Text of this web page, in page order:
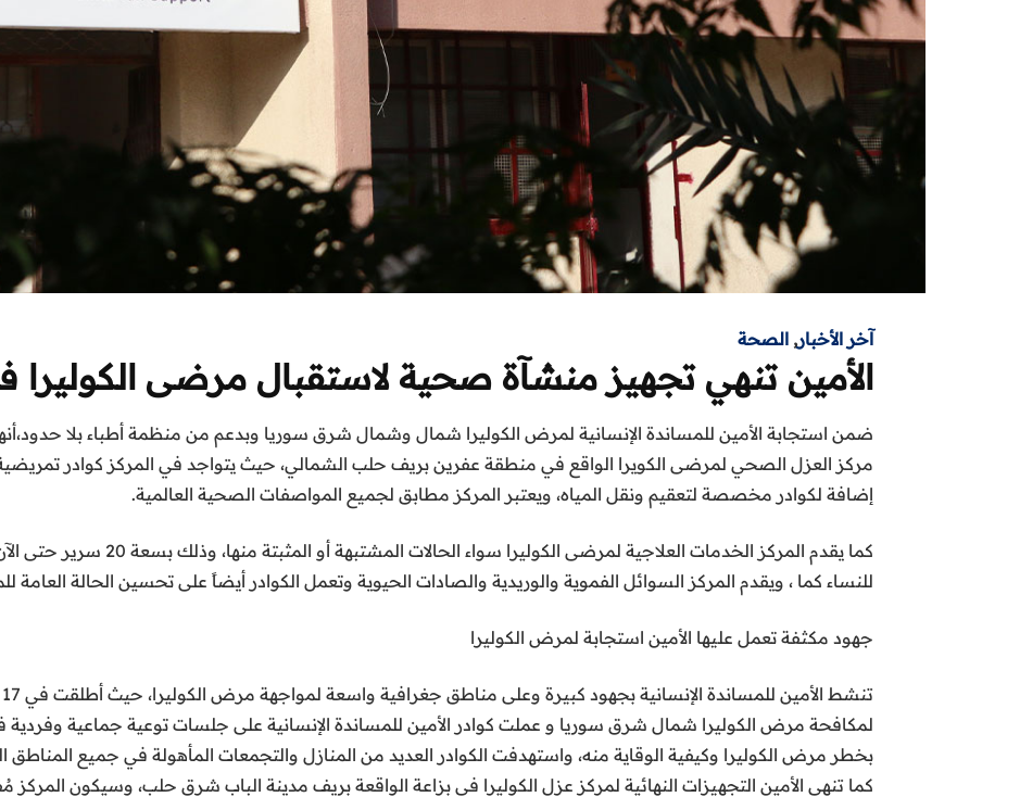
آخر الأخبار, الصحة
الأمين تنهي تجهيز منشآة صحية لاستقبال مرضى
ضمن استجابة الأمين للمساندة الإنسانية لمرض الكوليرا شمال وشمال شرق سوريا وبدعم من منظمة أطباء بلا
مركز العزل الصحي لمرضى الكويرا الواقع في منطقة عفرين بريف حلب الشمالي، حيث يتواجد في المركز كوادر
إضافة لكوادر مخصصة لتعقيم ونقل المياه، ويعتبر المركز مطابق لجميع المواصفات الصحية العالمية.
للنساء كما ، ويقدم المركز السوائل الفموية والوريدية والصادات الحيوية وتعمل الكوادر أيضاً على تحسين الحالة العامة
جهود مكثفة تعمل عليها الأمين استجابة لمرض الكوليرا
لمكافحة مرض الكوليرا شمال شرق سوريا و عملت كوادر الأمين للمساندة الإنسانية على جلسات توعية جماعية
بخطر مرض الكوليرا وكيفية الوقاية منه، واستهدفت الكوادر العديد من المنازل والتجمعات المأهولة في جميع المناطق
كما تنهي الأمين التجهيزات النهائية لمركز عزل الكوليرا في بزاعة الواقعة بريف مدينة الباب شرق حلب، وسيكون